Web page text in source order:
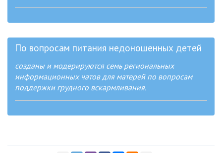
По вопросам питания недоношенных детей
созданы и модерируются семь региональных
информационных чатов для матерей по вопросам
поддержки грудного вскармливания.